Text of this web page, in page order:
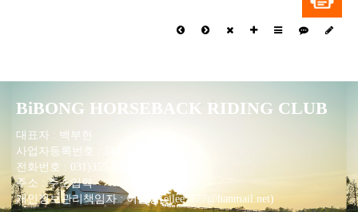
BiBONG HORSEBACK RIDING CLUB
대표자 : 백부현
사업자등록번호 : 314-43-00551
전화번호 : 031)355-8518
주소 : 주소입력
개인정보관리책임자 : 이은정(ejlee7777@hanmail.net)